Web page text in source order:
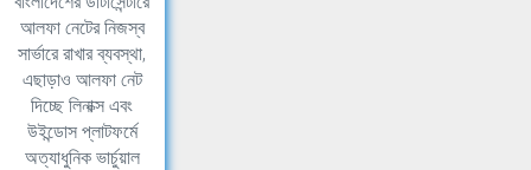
আলফা নেটের নিজস্ব
সার্ভারে রাখার ব্যবস্থা,
এছাড়াও আলফা নেট
দিচ্ছে লিনাক্স এবং
উইন্ডোস প্লাটফর্মে
অত্যাধুনিক ভার্চুয়াল